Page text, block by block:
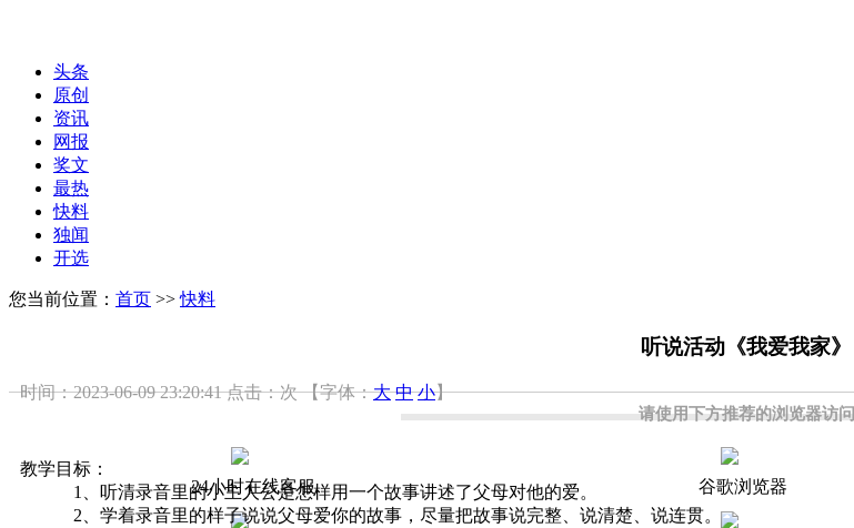
请使用下方推荐的浏览器访问
24小时在线客服 谷歌浏览器
头条
原创
资讯
网报
奖文
最热
快料
独闻
开选
您当前位置： 首页 >>快料
听说活动《我爱我家》
时间：2023-06-09 23:20:41点击：次 【字体：大 中 小】
教学目标：
1、听清录音里的小主人公是怎样用一个故事讲述了父母对他的爱。
2、学着录音里的样子说说父母爱你的故事，尽量把故事说完整、说清楚、说连贯。